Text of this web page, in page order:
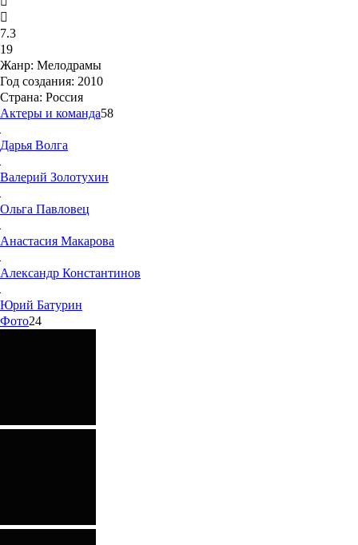
7.3
19
Жанр: Мелодрамы
Год создания: 2010
Страна: Россия
Актеры и команда58
Дарья Волга
Валерий Золотухин
Ольга Павловец
Анастасия Макарова
Александр Константинов
Юрий Батурин
Фото24